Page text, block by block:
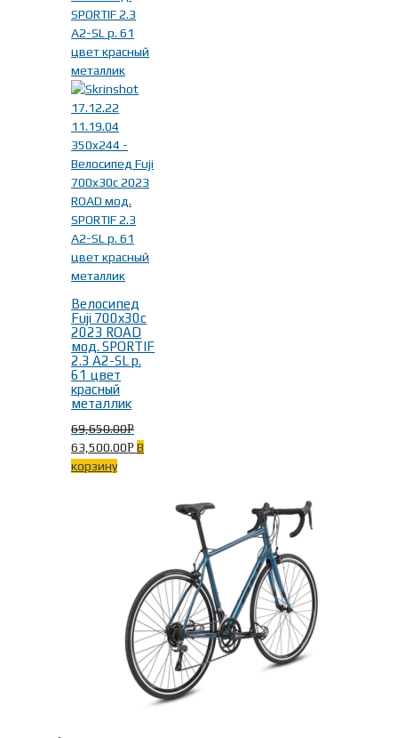
Велосипед
Fuji 700x30c
2023 ROAD
мод. SPORTIF
2.3 A2-SL р.
61 цвет
красный
металлик
69,650.00Р
63,500.00Р В
корзину